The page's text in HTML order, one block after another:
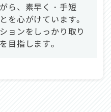
ら、素早く・手短
を心がけています。
ョンをしっかり取り
目指します。